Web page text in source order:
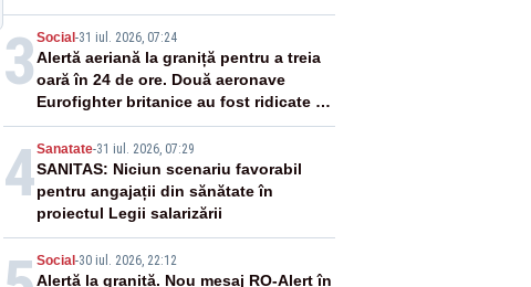
3 Social-31 iul. 2026, 07:24
Alertă aeriană la graniță pentru a treia
oară în 24 de ore. Două aeronave
Eurofighter britanice au fost ridicate de
la sol
4Sanatate-31 iul. 2026, 07:29
SANITAS: Niciun scenariu favorabil
pentru angajații din sănătate în
proiectul Legii salarizării
Social-30 iul. 2026, 22:12
Alertă la graniță. Nou mesaj RO-Alert în